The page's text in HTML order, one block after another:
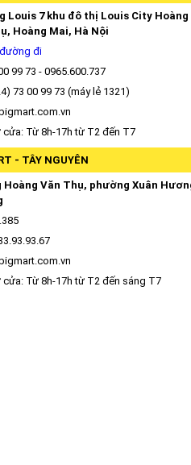
Louis 7 khu đô thị Louis City Hoàng
Hoàng Mai, Hà Nội
đi
99 73 - 0965.600.737
73 00 99 73 (máy lẻ 1321)
Từ 8h-17h từ T2 đến T7
- TÂY NGUYÊN
Văn Thụ, phường Xuân
Từ 8h-17h từ T2 đến sáng T7